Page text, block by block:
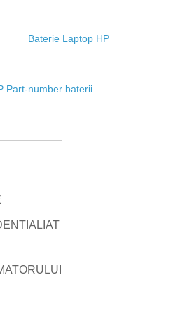
Baterie Laptop HP
Part-number baterii